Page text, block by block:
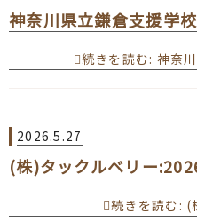
神奈川県立鎌倉支援学
続きを読む: 神奈
2026.5.27
(株)タックルベリー
続きを読む : (